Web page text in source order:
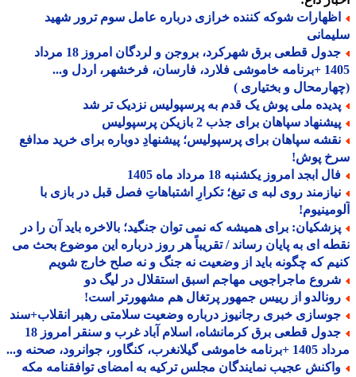
شوکه کننده خرازی درباره عامل سوم ترور شهید
جدول قطعی برق شهرکرد، بروجن و لردگان امروز 18 مرداد
1405 +برنامه خاموشی فلارد، فارسان، فرخشهر، اردل و...
و بختیاری )
ملی پوش یک قدم به پرسپولیس نزدیک تر شد
سپاهان برای جذب 2 بازیکن پرسپولیس
سپاهان برای پرسپولیس؛ پیشنهادِ دوباره برای خرید مدافع
پوش!
ابجد امروز یکشنبه 18 مرداد ماه 1405
روی لبه ی تیغ؛ تکرارِ اشتباهاتِ فصل قبل در بازی با
برای همیشه که نمی توان جنگید؛ بالاخره باید آن را در
ای به پایان رساند / تقریباً هر روز درباره این موضوع بحث می
که چگونه باید از وضعیت نه جنگ و نه صلح خارج شویم
ماجراجویی مهاجم اسبق استقلال در لیگ دو
از رییس جمهور پرتغال هم مشهورتر است!
خبری رجانیوز درباره وضعیت سلامتی رهبر انقلاب+سند
جدول قطعی برق کرمانشاه، اسلام آباد غرب و سنقر امروز 18
کنگاور، جوانرود، صحنه و...
عجیب نمایندگان مجلس ترکیه به امضای توافقنامه مکه